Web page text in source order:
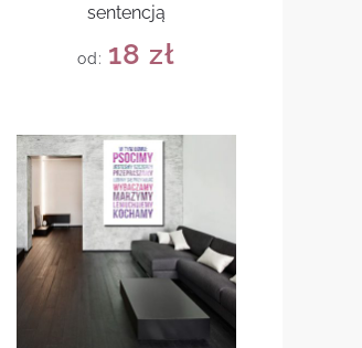
sentencją
od: 18zł